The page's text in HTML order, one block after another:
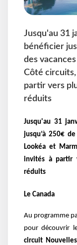
Jusqu'au 31
bénéficier
des
Côté circuits,
partir vers
réduits
Jusqu'au 31
jusqu’à 250€
Lookéa et
invités à partir
réduits
Le Canada
Au programme
pour découvrir
circuit